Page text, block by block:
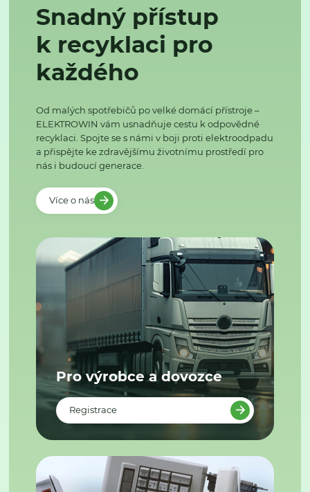
Snadný přístup
k recyklaci pro
každého
Od malých spotřebičů po velké domácí přístroje –
ELEKTROWIN vám usnadňuje cestu k odpovědné
recyklaci. Spojte se s námi v boji proti elektroodpadu
a přispějte ke zdravějšímu životnímu prostředí pro
nás i budoucí generace.
Více o nás
Pro výrobce a dovozce
Registrace